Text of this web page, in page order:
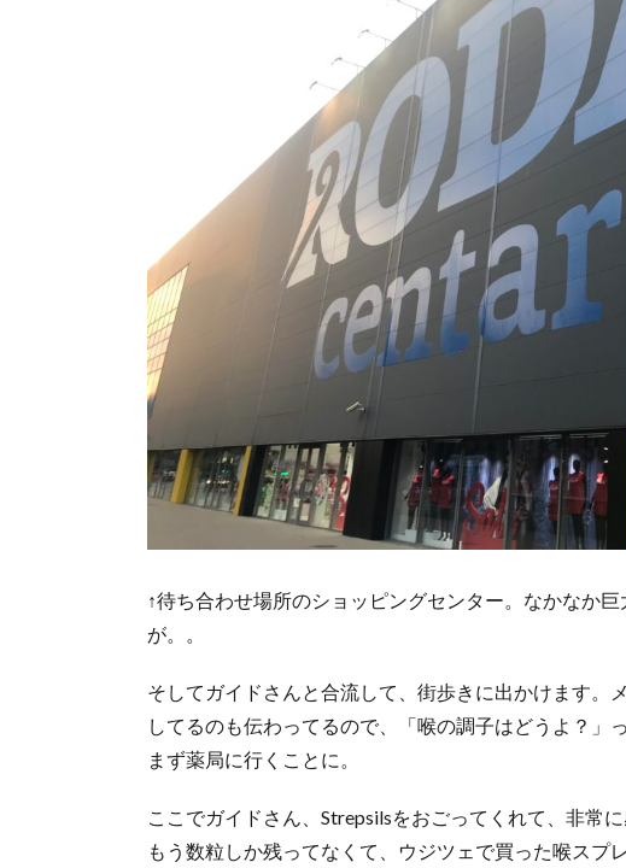
記
念
公
↑待ち合わせ場所のショッピングセンター。なかなか
が。。
そしてガイドさんと合流して、街歩きに出かけます。
してるのも伝わってるので、「喉の調子はどうよ？」
まず薬局に行くことに。
ここでガイドさん、Strepsilsをおごってくれて、非常
もう数粒しか残ってなくて、ウジツェで買った喉スプ